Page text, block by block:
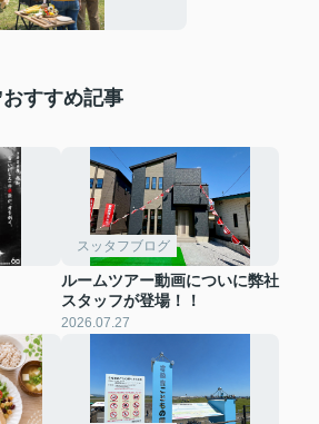
すすめ記事
スッタフブログ
ルームツアー動画についに弊社
スタッフが登場！！
2026.07.27